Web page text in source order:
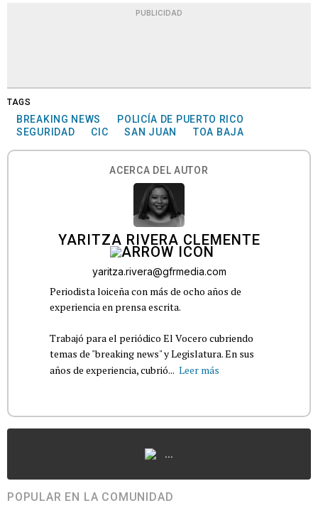
PUBLICIDAD
TAGS
BREAKING NEWS
POLICÍA DE PUERTO RICO
SEGURIDAD
CIC SAN JUAN TOA BAJA
ACERCA DEL AUTOR
YARITZA RIVERA CLEMENTE
yaritza.rivera@gfrmedia.com
Periodista loiceña con más de ocho años de
experiencia en prensa escrita.
Trabajó para el periódico El Vocero cubriendo
temas de "breaking news" y Legislatura. En sus
años de experiencia, cubrió... Leer más
...
POPULAR EN LA COMUNIDAD